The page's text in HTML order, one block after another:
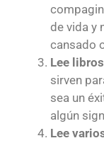
de vida y
cansado
Lee
sirven
sea un
algún
Lee